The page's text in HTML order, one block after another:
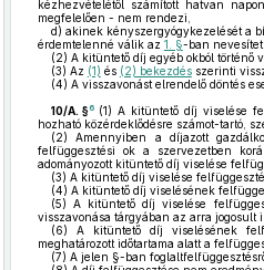
kézhezvételétől számított hatvan
megfelelően - nem rendezi,
d) akinek kényszergyógykezelését a
érdemtelenné válik az 1. §-ban
(2) A kitüntető díj egyéb okból történő
(3) Az (1) és (2) bekezdésszerinti
(4) A visszavonást elrendelő döntés
10/A. §6 (1) A kitüntető díj viselése
hozható közérdeklődésre számot-tartó,
(2) Amennyiben a díjazott
felfüggesztési ok a szervezetben
adományozott kitüntető díj viselése
(3) A kitüntető díj viselése
(4) A kitüntető díj viselésének
(5) A kitüntető díj viselése
visszavonása tárgyában az arra jogosult
(6) A kitüntető díj viselésének
meghatározott időtartama alatt a
(7) A jelen §-ban